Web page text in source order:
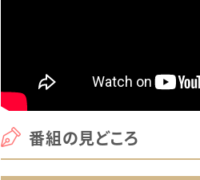
番組の見どころ